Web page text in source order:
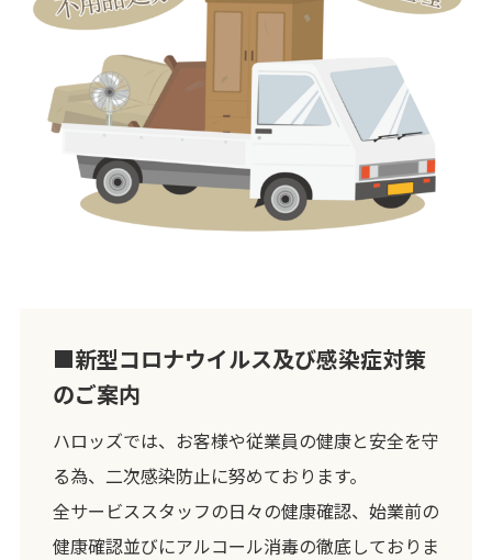
■新型コロナウイルス及び感染症対策
のご案内
ハロッズでは、お客様や従業員の健康と安全を守
る為、二次感染防止に努めております。
全サービススタッフの日々の健康確認、始業前の
健康確認並びにアルコール消毒の徹底しておりま